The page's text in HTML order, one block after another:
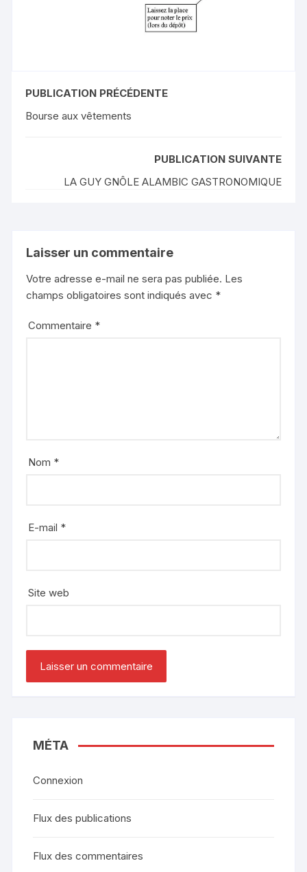
PUBLICATION PRÉCÉDENTE
Bourse aux vêtements
PUBLICATION SUIVANTE
LA GUY GNÔLE ALAMBIC GASTRONOMIQUE
Laisser un commentaire
Votre adresse e-mail ne sera pas publiée. Les
champs obligatoires sont indiqués avec *
Commentaire *
Nom *
E-mail *
Site web
MÉTA
Connexion
Flux des publications
Flux des commentaires